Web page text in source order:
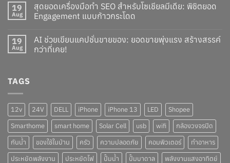
19
Aug
สุดยอดเครื่องมือทำ SEO สำหรับโซเชียลมีเดีย: พิชิตยอด
Engagement แบบก้าวกระโดด
19
Aug
AI ช่วยเขียนแคปชั่นขายของ: ยอดขายพุ่งแรง สร้างสรรค์
กว่าที่เคย!
TAGS
12v 24V DELL iPhone iPhone 13 LED
Shopee
Smarthome
smart home Solar Cell usb wifi
กล้องวงจรปิด
กันน้ำ
ของใช้ในบ้าน ครัว ความปลอดภัย คอมพิวเตอร์
ทำอาหาร
ประหยัดพลังงาน
ประหยัดไฟ ปั๊มน้ำ ปั๊มบาดาล
พลังงานแสงอาทิตย์